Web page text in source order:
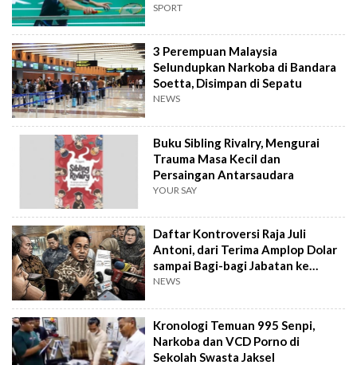
SPORT
3 Perempuan Malaysia
Selundupkan Narkoba di Bandara
Soetta, Disimpan di Sepatu
NEWS
Buku Sibling Rivalry, Mengurai
Trauma Masa Kecil dan
Persaingan Antarsaudara
YOUR SAY
Daftar Kontroversi Raja Juli
Antoni, dari Terima Amplop Dolar
sampai Bagi-bagi Jabatan ke
Kader PSI
NEWS
Kronologi Temuan 995 Senpi,
Narkoba dan VCD Porno di
Sekolah Swasta Jaksel